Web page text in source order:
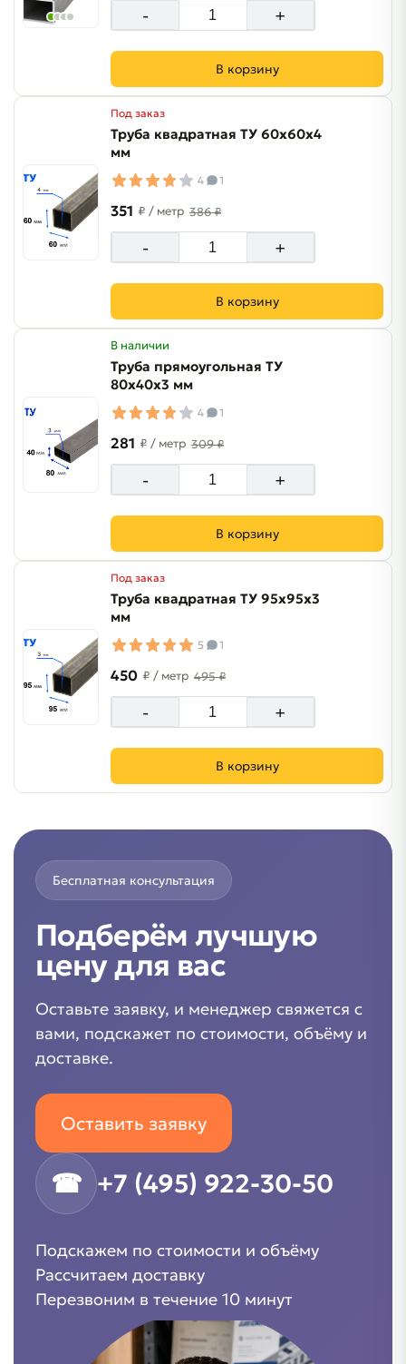
- +
В корзину
Под заказ
Труба квадратная ТУ 60х60х4
мм
4 1
351 ₽ / метр 386 ₽
- +
В корзину
В наличии
Труба прямоугольная ТУ
80х40х3 мм
4 1
281 ₽ / метр 309 ₽
- +
В корзину
Под заказ
Труба квадратная ТУ 95х95х3
мм
5 1
450 ₽ / метр 495 ₽
- +
В корзину
Бесплатная консультация
Подберём лучшую
цену для вас
Оставьте заявку, и менеджер свяжется с
вами, подскажет по стоимости, объёму и
доставке.
Оставить заявку
☎ +7 (495) 922-30-50
Подскажем по стоимости и объёму
Рассчитаем доставку
Перезвоним в течение 10 минут